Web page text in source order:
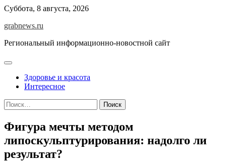
Skip
content
Суббота, 8 августа, 2026
grabnews.ru
Региональный информационно-новостной сайт
Здоровье и красота
Интересное
Найти:
Фигура мечты методом
липоскульптурирования: надолго ли
результат?